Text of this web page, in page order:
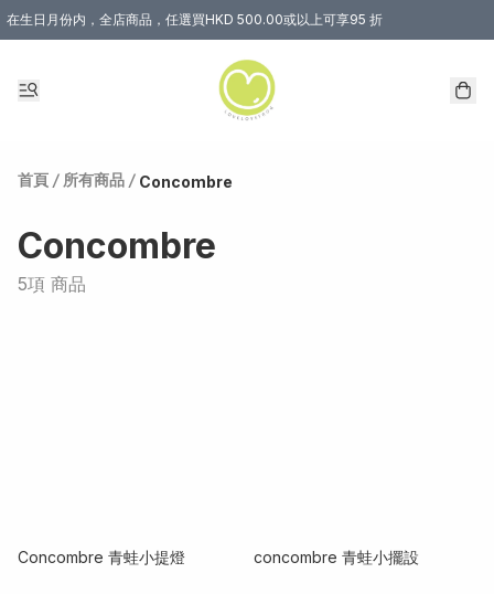
在生日月份内，全店商品，任選買HKD 500.00或以上可享95 折
首頁 / 所有商品 / Concombre
Concombre
5項 商品
Concombre 青蛙小提燈 concombre 青蛙小擺設